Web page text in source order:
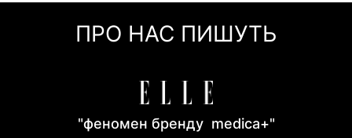
Покупка частинами (Моно Банк)
ПРО НАС ПИШУТЬ
"феномен бренду medica+"